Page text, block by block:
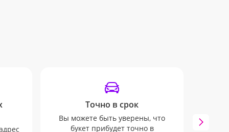
Точно в срок
Вы можете быть уверены, что
букет прибудет точно в